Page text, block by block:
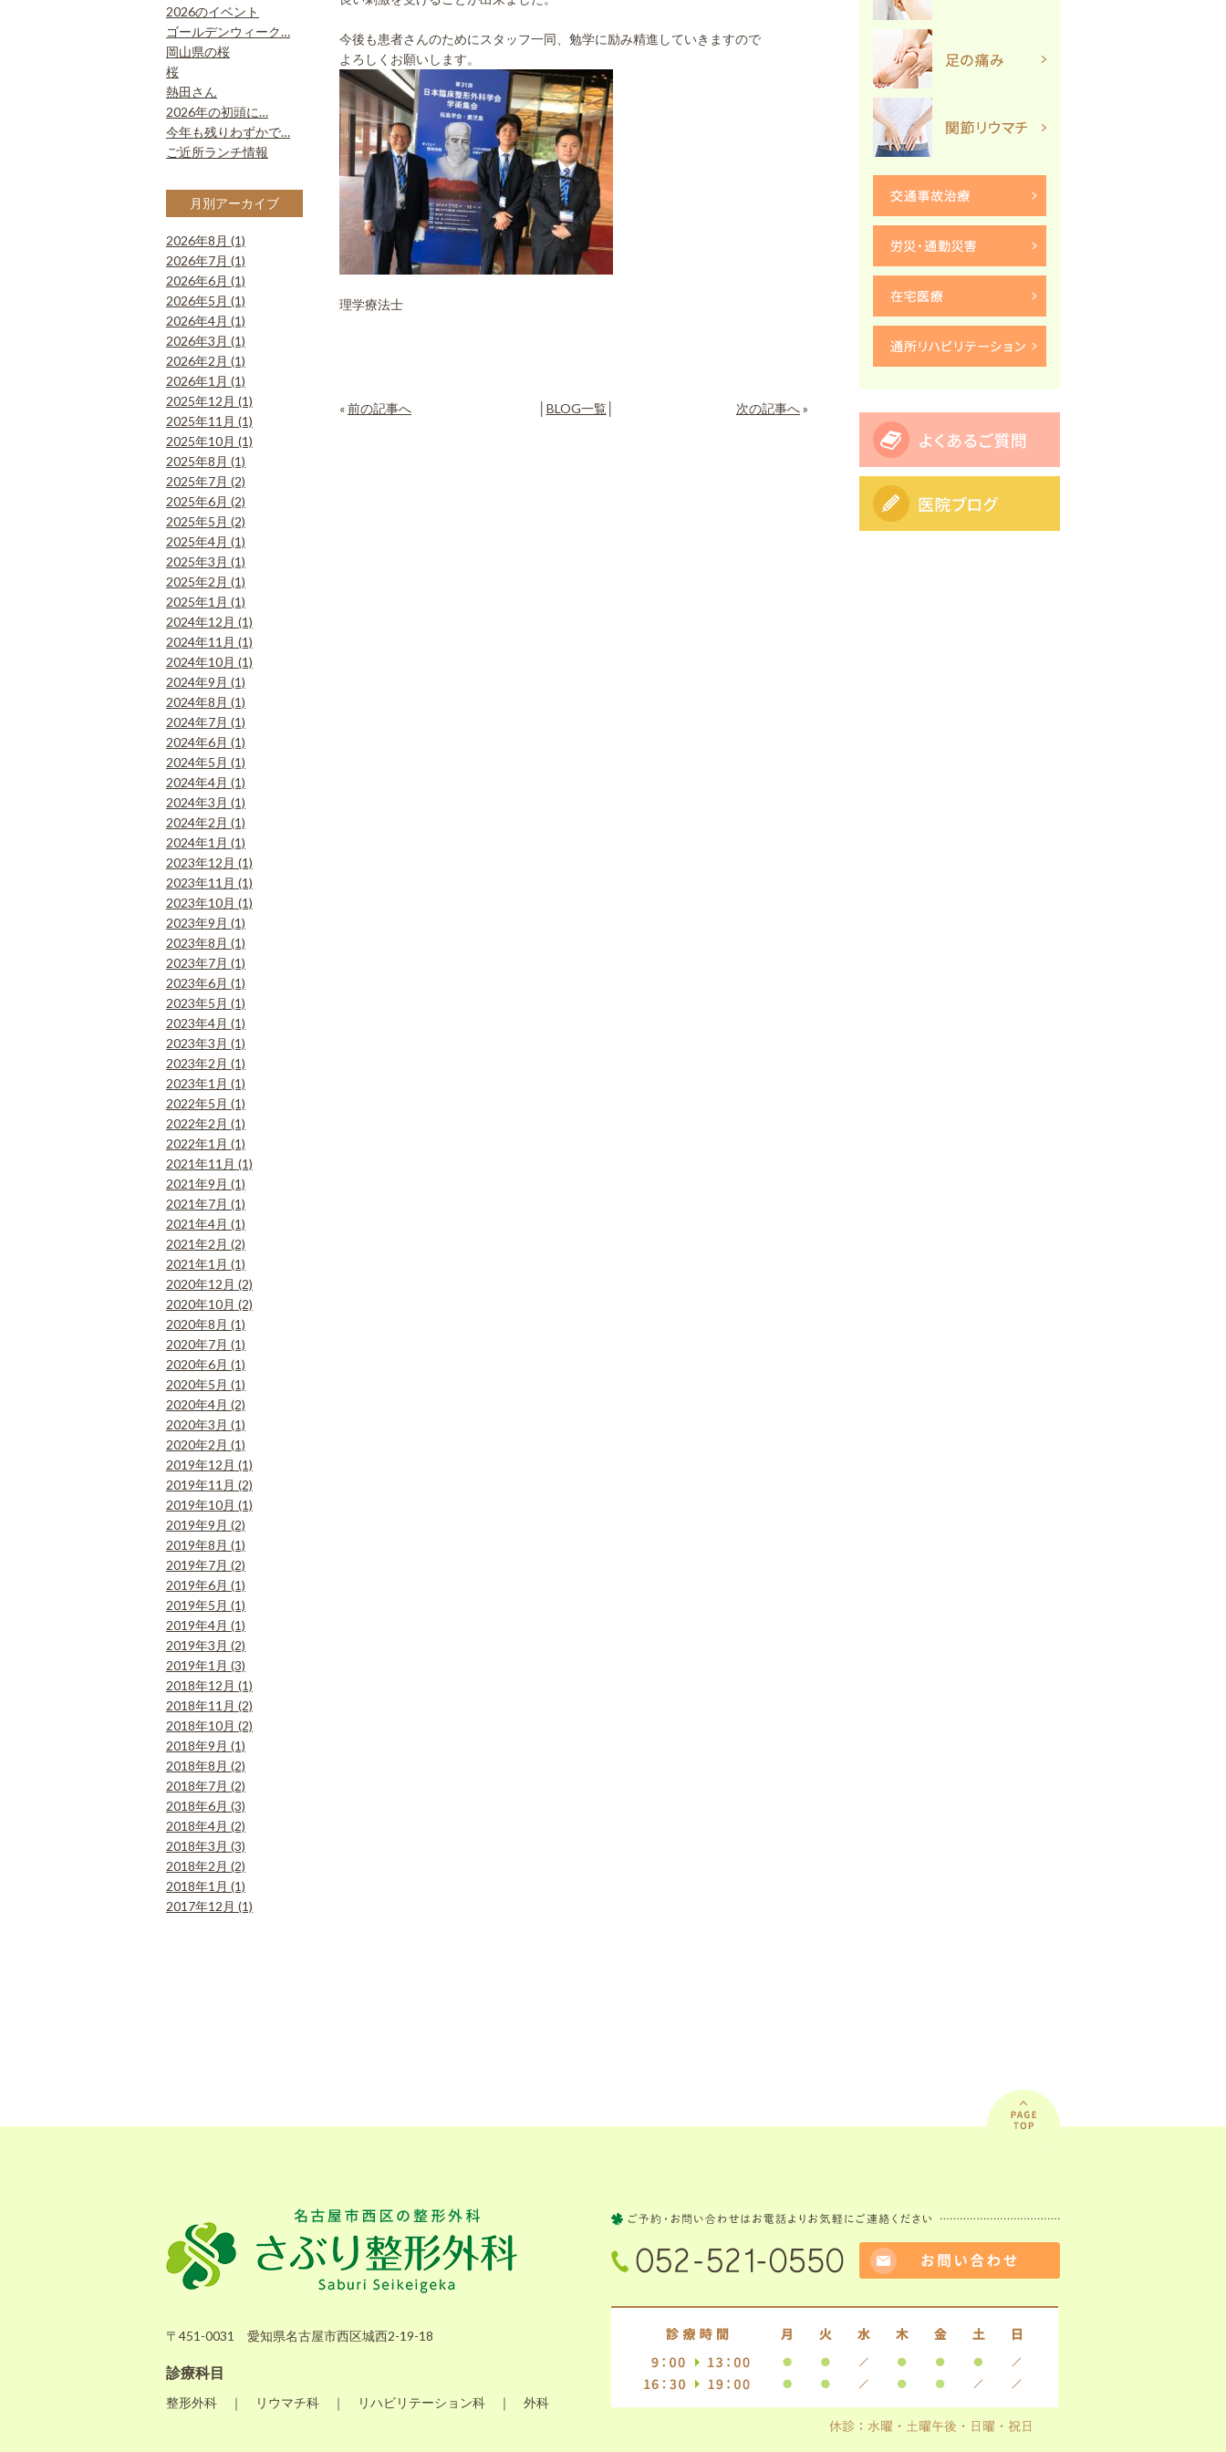
今後も患者さんのためにスタッフ一同、勉学に励み精進していきますので
よろしくお願いします。
理学療法士
«前の記事へ BLOG一覧│ 次の記事へ»
2026のイベント
ゴールデンウィーク…
岡山県の桜
桜
熱田さん
2026年の初頭に…
今年も残りわずかで…
ご近所ランチ情報
月別アーカイブ
2026年8月 (1)
2026年7月 (1)
2026年6月 (1)
2026年5月 (1)
2026年4月 (1)
2026年3月 (1)
2026年2月 (1)
2026年1月 (1)
2025年12月 (1)
2025年11月 (1)
2025年10月 (1)
2025年8月 (1)
2025年7月 (2)
2025年6月 (2)
2025年5月 (2)
2025年4月 (1)
2025年3月 (1)
2025年2月 (1)
2025年1月 (1)
2024年12月 (1)
2024年11月 (1)
2024年10月 (1)
2024年9月 (1)
2024年8月 (1)
2024年7月 (1)
2024年6月 (1)
2024年5月 (1)
2024年4月 (1)
2024年3月 (1)
2024年2月 (1)
2024年1月 (1)
2023年12月 (1)
2023年11月 (1)
2023年10月 (1)
2023年9月 (1)
2023年8月 (1)
2023年7月 (1)
2023年6月 (1)
2023年5月 (1)
2023年4月 (1)
2023年3月 (1)
2023年2月 (1)
2023年1月 (1)
2022年5月 (1)
2022年2月 (1)
2022年1月 (1)
2021年11月 (1)
2021年9月 (1)
2021年7月 (1)
2021年4月 (1)
2021年2月 (2)
2021年1月 (1)
2020年12月 (2)
2020年10月 (2)
2020年8月 (1)
2020年7月 (1)
2020年6月 (1)
2020年5月 (1)
2020年4月 (2)
2020年3月 (1)
2020年2月 (1)
2019年12月 (1)
2019年11月 (2)
2019年10月 (1)
2019年9月 (2)
2019年8月 (1)
2019年7月 (2)
2019年6月 (1)
2019年5月 (1)
2019年4月 (1)
2019年3月 (2)
2019年1月 (3)
2018年12月 (1)
2018年11月 (2)
2018年10月 (2)
2018年9月 (1)
2018年8月 (2)
2018年7月 (2)
2018年6月 (3)
2018年4月 (2)
2018年3月 (3)
2018年2月 (2)
2018年1月 (1)
2017年12月 (1)
〒451-0031 愛知県名古屋市西区城西2-19-18
診療科目
整形外科 ｜ リウマチ科 ｜ リハビリテーション科 ｜ 外科